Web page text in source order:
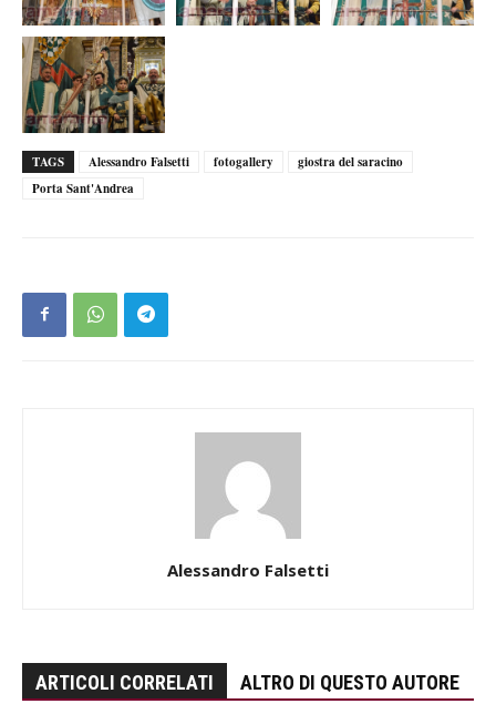
TAGS Alessandro Falsetti fotogallery
giostra del saracino
Porta Sant'Andrea
Alessandro Falsetti
ARTICOLI CORRELATI ALTRO DI QUESTO AUTORE